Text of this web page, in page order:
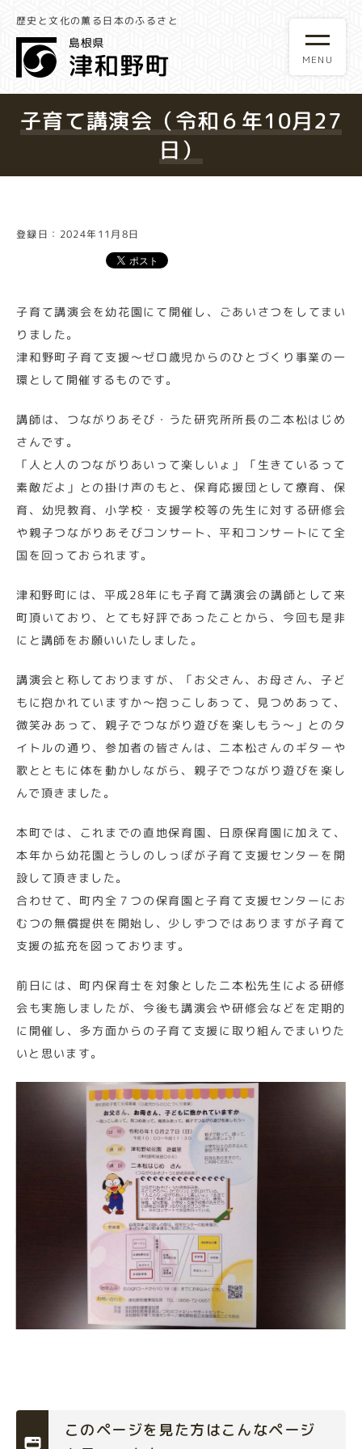
歴史と文化の薫る日本のふるさと
子育て講演会（令和６年10月27
日）
登録日：2024年11月8日
子育て講演会を幼花園にて開催し、ごあいさつをしてまい
りました。
津和野町子育て支援～ゼロ歳児からのひとづくり事業の一
環として開催するものです。
講師は、つながりあそび・うた研究所所長の二本松はじめ
さんです。
「人と人のつながりあいって楽しいょ」「生きているって
素敵だよ」との掛け声のもと、保育応援団として療育、保
育、幼児教育、小学校・支援学校等の先生に対する研修会
や親子つながりあそびコンサート、平和コンサートにて全
国を回っておられます。
津和野町には、平成28年にも子育て講演会の講師として来
町頂いており、とても好評であったことから、今回も是非
にと講師をお願いいたしました。
講演会と称しておりますが、「お父さん、お母さん、子ど
もに抱かれていますか～抱っこしあって、見つめあって、
微笑みあって、親子でつながり遊びを楽しもう～」とのタ
イトルの通り、参加者の皆さんは、二本松さんのギターや
歌とともに体を動かしながら、親子でつながり遊びを楽し
んで頂きました。
本町では、これまでの直地保育園、日原保育園に加えて、
本年から幼花園とうしのしっぽが子育て支援センターを開
設して頂きました。
合わせて、町内全７つの保育園と子育て支援センターにお
むつの無償提供を開始し、少しずつではありますが子育て
支援の拡充を図っております。
前日には、町内保育士を対象とした二本松先生による研修
会も実施しましたが、今後も講演会や研修会などを定期的
に開催し、多方面からの子育て支援に取り組んでまいりた
いと思います。
このページを見た方はこんなページ